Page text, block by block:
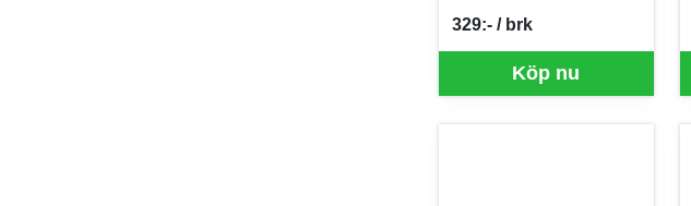
Köp nu
329:- / brk
SEK per BRK